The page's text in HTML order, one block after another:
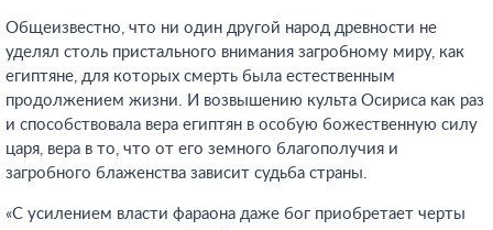
Общеизвестно, что ни один другой народ древности не
уделял столь пристального внимания загробному миру, как
египтяне, для которых смерть была естественным
продолжением жизни. И возвышению культа Осириса как раз
и способствовала вера египтян в особую божественную силу
царя, вера в то, что от его земного благополучия и
загробного блаженства зависит судьба страны.
«С усилением власти фараона даже бог приобретает черты